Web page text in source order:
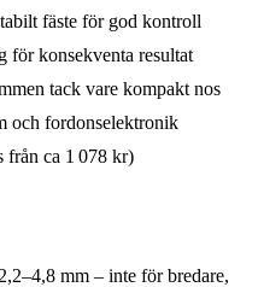
fäste för god kontroll
för konsekventa resultat
tack vare kompakt nos
och fordonselektronik
från ca 1 078 kr)
mm – inte för bredare,